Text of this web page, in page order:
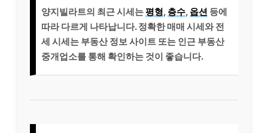
양지빌라트의 최근 시세는평형, 층수, 옵션 등에
따라 다르게 나타납니다. 정확한 매매 시세와 전
세 시세는 부동산 정보 사이트 또는 인근 부동산
중개업소를 통해 확인하는 것이 좋습니다.